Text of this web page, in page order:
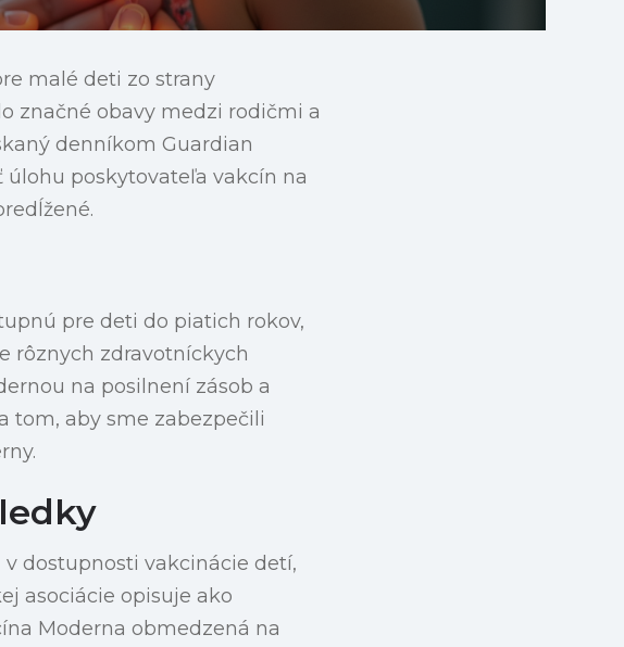
malé deti zo strany
značné obavy medzi rodičmi a
denníkom Guardian
poskytovateľa vakcín na
pre deti do piatich rokov,
rôznych zdravotníckych
na posilnení zásob a
tom, aby sme zabezpečili
dostupnosti vakcinácie detí,
asociácie opisuje ako
Moderna obmedzená na